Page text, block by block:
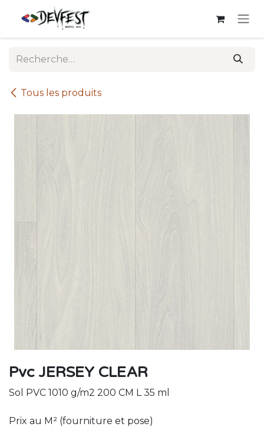
Se rendre au contenu
Tous les produits
Pvc JERSEY CLEAR
Sol PVC 1010 g/m2 200 CM L 35 ml
Prix au M² (fourniture et pose)